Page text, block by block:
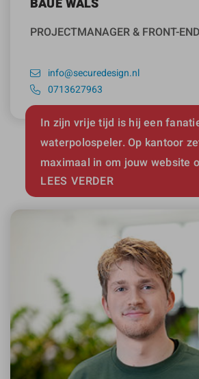
BAUE WALS
PROJECTMANAGER & FRONT-
info@securedesign.nl
0713627963
In zijn vrije tijd is hij een
waterpolospeler. Op kantoor
maximaal in om jouw website
LEES VERDER